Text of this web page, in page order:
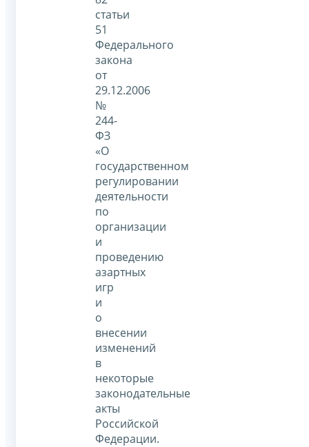
статьи
51
Федерального
закона
от
29.12.2006
№
244-
ФЗ
«О
государственном
регулировании
деятельности
по
организации
и
проведению
азартных
игр
и
о
внесении
изменений
в
некоторые
законодательные
акты
Российской
Федерации.